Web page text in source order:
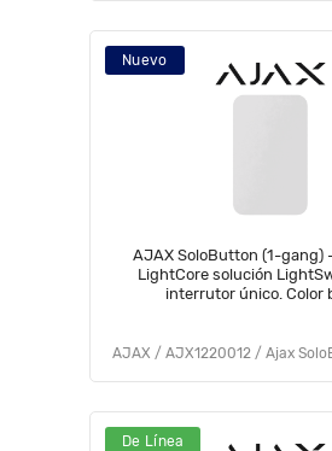
Nuevo
AJAX SoloButton (1-gang)
LightCore solución
interrutor único. Color
De Línea